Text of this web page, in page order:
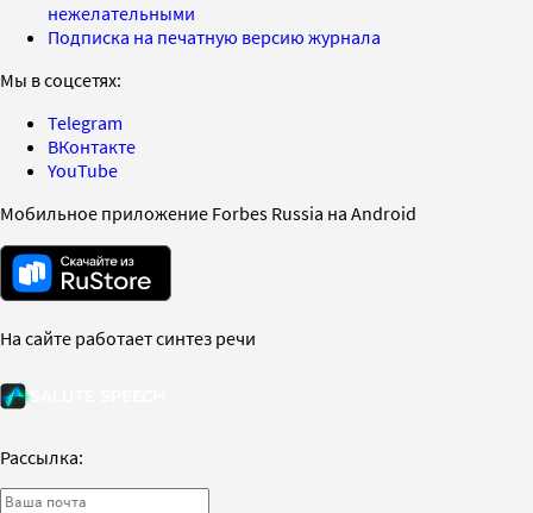
нежелательными
Подписка на печатную версию журнала
Мы в соцсетях:
Telegram
ВКонтакте
YouTube
Мобильное приложение Forbes Russia на Android
На сайте работает синтез речи
Рассылка: